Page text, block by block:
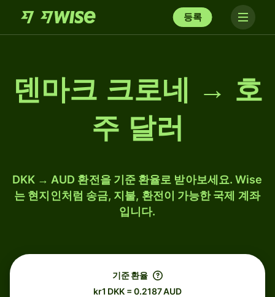
등록
덴마크 크로네 → 호
주 달러
DKK → AUD 환전을 기준 환율로 받아보세요. Wise
는 현지인처럼 송금, 지불, 환전이 가능한 국제 계좌
입니다.
기준 환율
kr1 DKK = 0.2187 AUD